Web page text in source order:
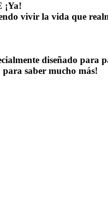
¡Ya!
vivir la vida que
diseñado para
para saber mucho más!